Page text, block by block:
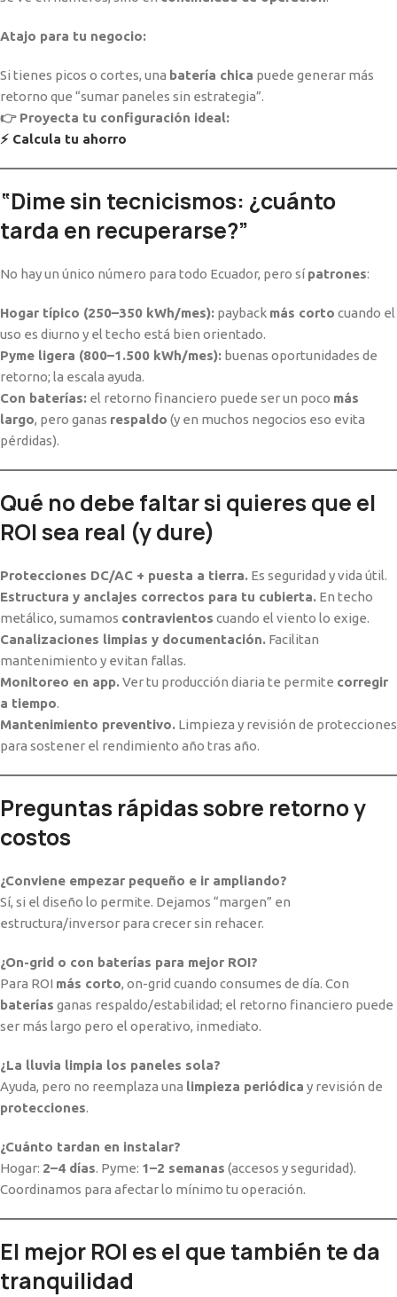
Atajo para tu negocio:
Si tienes picos o cortes, una batería chica puede generar más
retorno que “sumar paneles sin estrategia”.
👉 Proyecta tu configuración ideal:
⚡ Calcula tu ahorro
“Dime sin tecnicismos: ¿cuánto
tarda en recuperarse?”
No hay un único número para todo Ecuador, pero sí patrones:
Hogar típico (250–350 kWh/mes): payback más corto cuando el
uso es diurno y el techo está bien orientado.
Pyme ligera (800–1.500 kWh/mes): buenas oportunidades de
retorno; la escala ayuda.
Con baterías: el retorno financiero puede ser un poco más
largo, pero ganas respaldo (y en muchos negocios eso evita
pérdidas).
Qué no debe faltar si quieres que el
ROI sea real (y dure)
Protecciones DC/AC + puesta a tierra. Es seguridad y vida útil.
Estructura y anclajes correctos para tu cubierta. En techo
metálico, sumamos contravientos cuando el viento lo exige.
Canalizaciones limpias y documentación. Facilitan
mantenimiento y evitan fallas.
Monitoreo en app.Ver tu producción diaria te permite corregir
a tiempo.
Mantenimiento preventivo. Limpieza y revisión de protecciones
para sostener el rendimiento año tras año.
Preguntas rápidas sobre retorno y
costos
¿Conviene empezar pequeño e ir ampliando?
Sí, si el diseño lo permite. Dejamos “margen” en
estructura/inversor para crecer sin rehacer.
¿On-grid o con baterías para mejor ROI?
Para ROI más corto, on-grid cuando consumes de día. Con
baterías ganas respaldo/estabilidad; el retorno financiero puede
ser más largo pero el operativo, inmediato.
¿La lluvia limpia los paneles sola?
Ayuda, pero no reemplaza una limpieza periódica y revisión de
protecciones.
¿Cuánto tardan en instalar?
Hogar: 2–4 días. Pyme: 1–2 semanas (accesos y seguridad).
Coordinamos para afectar lo mínimo tu operación.
El mejor ROI es el que también te da
tranquilidad